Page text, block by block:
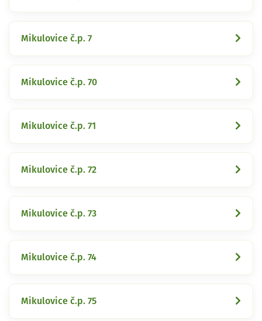
Mikulovice č.p. 7
Mikulovice č.p. 70
Mikulovice č.p. 71
Mikulovice č.p. 72
Mikulovice č.p. 73
Mikulovice č.p. 74
Mikulovice č.p. 75